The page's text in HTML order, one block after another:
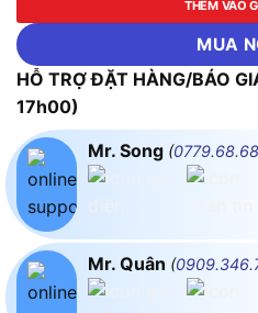
THÊM VÀO
MUA
HỖ TRỢ ĐẶT HÀNG/BÁO
17h00)
Mr. Song (
Mr. Quân (